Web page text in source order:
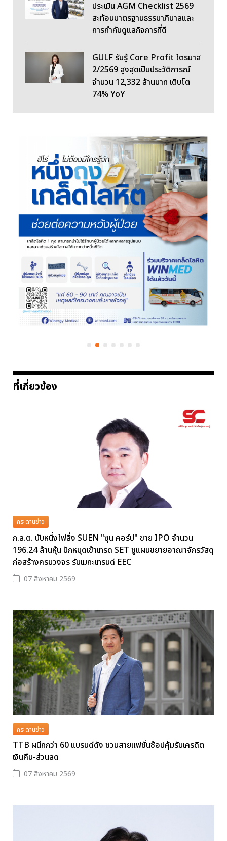
ประเมิน AGM Checklist 2569
สะท้อนมาตรฐานธรรมาภิบาลและ
การกำกับดูแลกิจการที่ดี
GULF รับรู้ Core Profit ไตรมาส
2/2569 สูงสุดเป็นประวัติการณ์
จำนวน 12,332 ล้านบาท เติบโต
74% YoY
ที่เกี่ยวข้อง
กระดานข่าว
ก.ล.ต. นับหนึ่งไฟลิ่ง SUEN "ซุน คอร์ป" ขาย IPO จำนวน
196.24 ล้านหุ้น ปักหมุดเข้าเทรด SET ชูแผนขยายอาณาจักรวัสดุ
ก่อสร้างครบวงจร รับเมกะเทรนด์ EEC
07 สิงหาคม 2569
กระดานข่าว
TTB ผนึกกว่า 60 แบรนด์ดัง ชวนสายแฟชั่นช้อปคุ้มรับเครดิต
เงินคืน-ส่วนลด
07 สิงหาคม 2569